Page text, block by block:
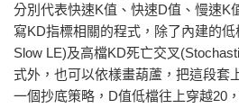
分別代表快速K值、快速D值、慢速K
寫KD指標相關的程式，除了內建的
Slow LE)及高檔KD死亡交叉
式外，也可以依樣畫葫蘆，把這段套
一個抄底策略，D值低檔往上穿越20